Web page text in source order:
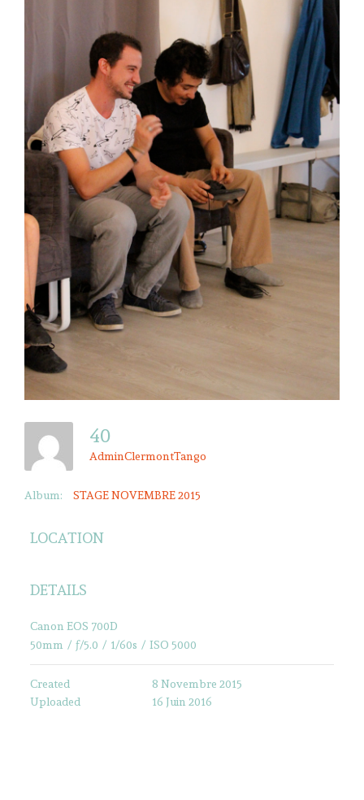
40
AdminClermontTango
Album: STAGE NOVEMBRE 2015
LOCATION
DETAILS
Canon EOS 700D
50mm / ƒ/5.0 / 1/60s / ISO 5000
Created
8 Novembre 2015
Uploaded
16 Juin 2016